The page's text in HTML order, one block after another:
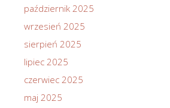
październik 2025
wrzesień 2025
sierpień 2025
lipiec 2025
czerwiec 2025
maj 2025